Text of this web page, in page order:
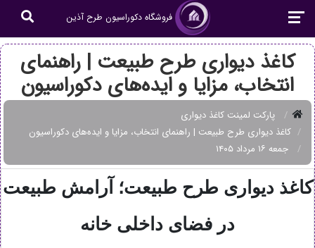
فروشگاه دکوراسیون طرح آذین
کاغذ دیواری طرح طبیعت | راهنمای
انتخاب، مزایا و ایده‌های دکوراسیون
پارکت لمینت کاغذ دیواری
کاغذ دیواری طرح طبیعت | راهنمای انتخاب، مزایا و ایده‌های دکوراسیون
جمعه ۱۶ مرداد ۱۴۰۵
کاغذ دیواری طرح طبیعت؛ آرامش طبیعت
در فضای داخلی خانه